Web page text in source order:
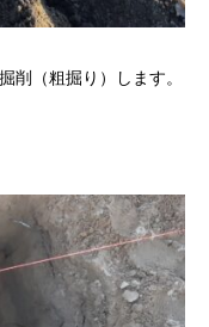
削（粗掘り）します。